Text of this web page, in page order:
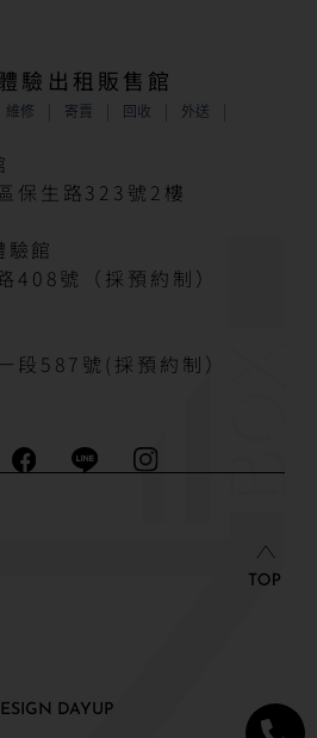
驗出租販售館
維修 寄賣 回收 外送
保生路323號2樓
館
408號（採預約制）
段587號(採預約制）
DAYUP